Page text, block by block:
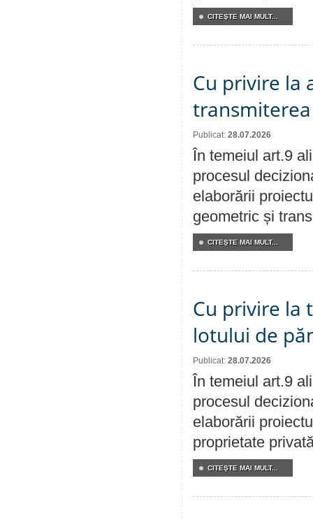
CITEŞTE MAI MULT...
Cu privire la
Publicat: 28.07.2026
În temeiul art.9
procesul
elaborării
geometric și
CITEŞTE MAI MULT...
Cu privire la
lotului de
Publicat: 28.07.2026
În temeiul art.9
procesul
elaborării
proprietate
CITEŞTE MAI MULT...